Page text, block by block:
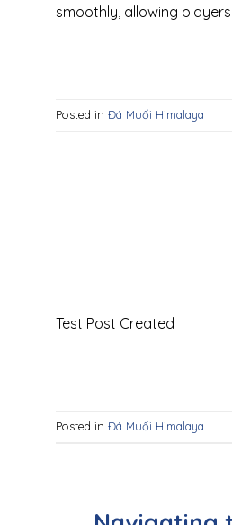
smoothly, allowing
Posted in Đá Muối Himalaya
Test Post Created
Posted in Đá Muối Himalaya